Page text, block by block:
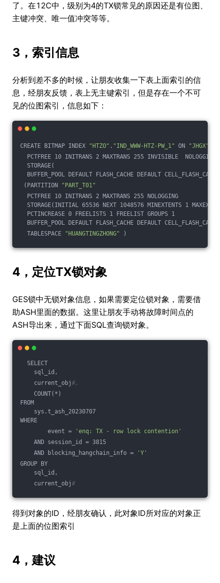
了。在12C中，级别为4的TX锁常见的原因还是有位图、
主键冲突、唯一值冲突等等。
3，索引信息
分析到差不多的时候，让朋友收集一下表上面索引的信
息，经朋友反馈，表上无主键索引，但是存在一个不可
见的位图索引，信息如下：
CREATE BITMAP INDEX "HTZO" . "IND_WWW-HTZ-PW_1" ON "JHGX"
PCTFREE 10 INITRANS 2 MAXTRANS 255 INVISIBLE  NOLOGGING
STORAGE(
BUFFER_POOL DEFAULT FLASH_CACHE DEFAULT
(PARTITION
"PART_T01"
PCTFREE 10 INITRANS 2 MAXTRANS 255 NOLOGGING
STORAGE(INITIAL 65536 NEXT 1048576 MINEXTENTS 1
PCTINCREASE 0 FREELISTS 1 FREELIST GROUPS 1
BUFFER_POOL DEFAULT FLASH_CACHE DEFAULT
TABLESPACE
"HUANGTINGZHONG" )
4，定位TX锁对象
GES锁中无锁对象信息，如果需要定位锁对象，需要借
助ASH里面的数据。这里让朋友手动将故障时间点的
ASH导出来，通过下面SQL查询锁对象。
SELECT
sql_id,
current_obj#,
COUNT(*)
FROM
sys.t_ash_20230707
WHERE
event =
'enq: TX - row lock contention'
AND session_id = 3815
AND blocking_hangchain_info =
'Y'
GROUP BY
sql_id,
current_obj#
得到对象的ID，经朋友确认，此对象ID所对应的对象正
是上面的位图索引
4，建议